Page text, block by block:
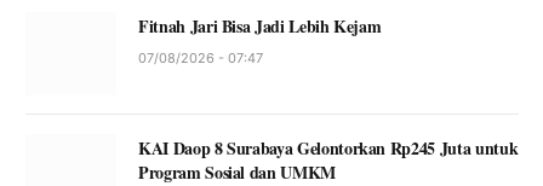
Fitnah Jari Bisa Jadi Lebih Kejam
07/08/2026 - 07:47
KAI Daop 8 Surabaya Gelontorkan Rp245 Juta untuk
Program Sosial dan UMKM